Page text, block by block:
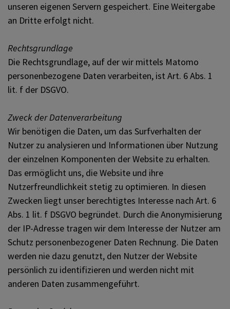
unseren eigenen Servern gespeichert. Eine Weitergabe
an Dritte erfolgt nicht.
Rechtsgrundlage
Die Rechtsgrundlage, auf der wir mittels Matomo
personenbezogene Daten verarbeiten, ist Art. 6 Abs. 1
lit. f der DSGVO.
Zweck der Datenverarbeitung
Wir benötigen die Daten, um das Surfverhalten der
Nutzer zu analysieren und Informationen über Nutzung
der einzelnen Komponenten der Website zu erhalten.
Das ermöglicht uns, die Website und ihre
Nutzerfreundlichkeit stetig zu optimieren. In diesen
Zwecken liegt unser berechtigtes Interesse nach Art. 6
Abs. 1 lit. f DSGVO begründet. Durch die Anonymisierung
der IP-Adresse tragen wir dem Interesse der Nutzer am
Schutz personenbezogener Daten Rechnung. Die Daten
werden nie dazu genutzt, den Nutzer der Website
persönlich zu identifizieren und werden nicht mit
anderen Daten zusammengeführt.